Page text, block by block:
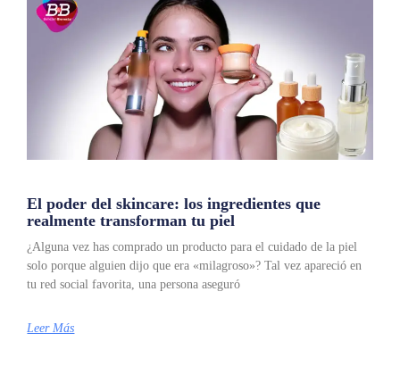
El poder del skincare: los ingredientes que
realmente transforman tu piel
¿Alguna vez has comprado un producto para el cuidado de la piel
solo porque alguien dijo que era «milagroso»? Tal vez apareció en
tu red social favorita, una persona aseguró
Leer Más